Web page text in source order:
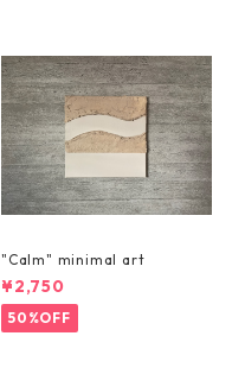
"Calm" minimal art
¥2,750
50%OFF